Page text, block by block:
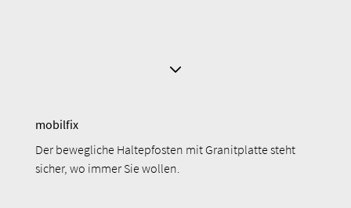
mobilfix
Der bewegliche Haltepfosten mit Granitplatte steht
sicher, wo immer Sie wollen.